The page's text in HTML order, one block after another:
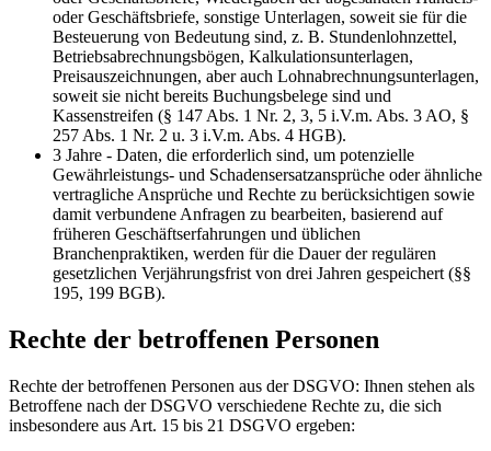
oder Geschäftsbriefe, sonstige Unterlagen, soweit sie für die
Besteuerung von Bedeutung sind, z. B. Stundenlohnzettel,
Betriebsabrechnungsbögen, Kalkulationsunterlagen,
Preisauszeichnungen, aber auch Lohnabrechnungsunterlagen,
soweit sie nicht bereits Buchungsbelege sind und
Kassenstreifen (§ 147 Abs. 1 Nr. 2, 3, 5 i.V.m. Abs. 3 AO, §
257 Abs. 1 Nr. 2 u. 3 i.V.m. Abs. 4 HGB).
3 Jahre - Daten, die erforderlich sind, um potenzielle
Gewährleistungs- und Schadensersatzansprüche oder ähnliche
vertragliche Ansprüche und Rechte zu berücksichtigen sowie
damit verbundene Anfragen zu bearbeiten, basierend auf
früheren Geschäftserfahrungen und üblichen
Branchenpraktiken, werden für die Dauer der regulären
gesetzlichen Verjährungsfrist von drei Jahren gespeichert (§§
195, 199 BGB).
Rechte der betroffenen Personen
Rechte der betroffenen Personen aus der DSGVO: Ihnen stehen als
Betroffene nach der DSGVO verschiedene Rechte zu, die sich
insbesondere aus Art. 15 bis 21 DSGVO ergeben: